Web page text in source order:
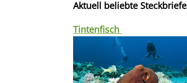
Aktuell beliebte Steckbriefe
Tintenfisch